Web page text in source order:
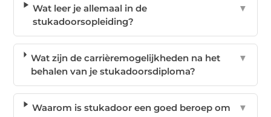
Wat leer je allemaal in de
stukadoorsopleiding?
▼
Wat zijn de carrièremogelijkheden na het
behalen van je stukadoorsdiploma?
▼
Waarom is stukadoor een goed beroep om
▼